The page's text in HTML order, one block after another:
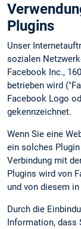
Plugins
Unser
sozialen
Facebook Inc.,
betrieben wird
Facebook Logo
gekennzeichnet.
Wenn Sie eine
ein solches
Verbindung mit
Plugins wird von
und von diesem
Durch die
Information, dass